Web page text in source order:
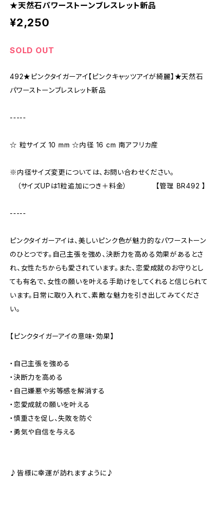
★天然石パワーストーンブレスレット新品
¥2,250
SOLD OUT
492★ピンクタイガーアイ【ピンクキャッツアイが綺麗】★天然石
パワーストーンブレスレット新品
-----
☆ 粒サイズ 10 mm ☆内径 16 cm 南アフリカ産
※内径サイズ変更については、お問い合わせください。
（サイズUPは1粒追加につき＋料金） 【管理 BR492 】
-----
ピンクタイガーアイは、美しいピンク色が魅力的なパワーストーン
のひとつです。自己主張を強め、決断力を高める効果があるとさ
れ、女性たちからも愛されています。また、恋愛成就のお守りとし
ても有名で、女性の願いを叶える手助けをしてくれると信じられて
います。日常に取り入れて、素敵な魅力を引き出してみてくださ
い。
【ピンクタイガーアイの意味・効果】
・自己主張を強める
・決断力を高める
・自己嫌悪や劣等感を解消する
・恋愛成就の願いを叶える
・慎重さを促し、失敗を防ぐ
・勇気や自信を与える
♪皆様に幸運が訪れますように♪